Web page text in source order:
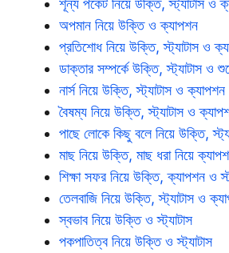
অপমান নিয়ে উক্তি ও ক্যাপশন
প্রতিশোধ নিয়ে উক্তি, স্ট্যাটাস ও
ডাক্তার সম্পর্কে উক্তি, স্ট্যাটাস ও
নার্স নিয়ে উক্তি, স্ট্যাটাস ও ক্যাপশন
বৈষম্য নিয়ে উক্তি, স্ট্যাটাস ও
পাছে লোকে কিছু বলে নিয়ে উক্তি,
মাছ নিয়ে উক্তি, মাছ ধরা নিয়ে
শিক্ষা সফর নিয়ে উক্তি, ক্যাপশন ও
তেলবাজি নিয়ে উক্তি, স্ট্যাটাস ও
স্বভাব নিয়ে উক্তি ও স্ট্যাটাস
পকপাতিত্ব নিয়ে উক্তি ও স্ট্যাটাস